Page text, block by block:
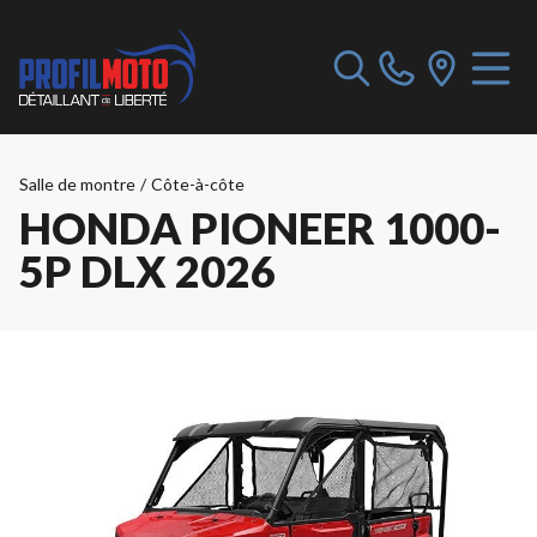
Salle de montre / Côte-à-côte
HONDA PIONEER 1000-
5P DLX 2026